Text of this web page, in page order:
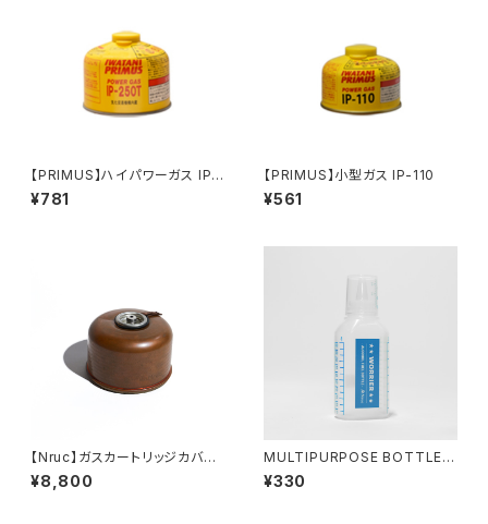
【PRIMUS】ハイパワーガス IP-
250P
¥781
【PRIMUS】小型ガス IP-110
¥561
【Nruc】ガスカートリッジカバー
〜TSUCHIME〜
¥8,800
MULTIPURPOSE BOTTLE 1
00ml
¥330